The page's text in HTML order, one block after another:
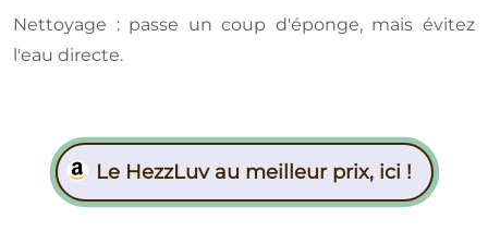
Nettoyage : passe un coup d'éponge, mais évitez
l'eau directe.
Le HezzLuv au meilleur prix, ici !